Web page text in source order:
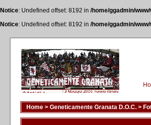
Notice: Undefined offset: 8192 in /home/ggadmin/
Notice: Undefined offset: 8192 in /home/ggadmin/
Home > Geneticamente Granata D.O.C. >